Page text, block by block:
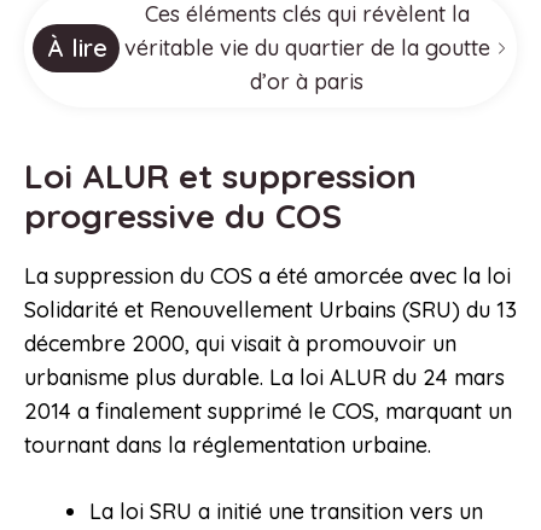
À lire
Ces éléments clés qui révèlent la
véritable vie du quartier de la goutte
d’or à paris
Loi ALUR et suppression
progressive du COS
La suppression du COS a été amorcée avec la loi
Solidarité et Renouvellement Urbains (SRU) du 13
décembre 2000, qui visait à promouvoir un
urbanisme plus durable. La loi ALUR du 24 mars
2014 a finalement supprimé le COS, marquant un
tournant dans la réglementation urbaine.
La loi SRU a initié une transition vers un